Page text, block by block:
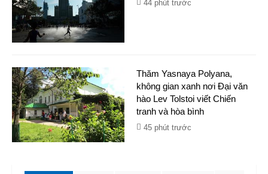
44 phút trước
Thăm Yasnaya Polyana,
không gian xanh nơi Đại văn
hào Lev Tolstoi viết Chiến
tranh và hòa bình
45 phút trước